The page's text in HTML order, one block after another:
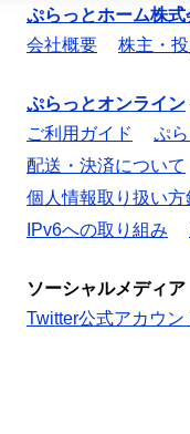
ぷらっとホーム株式
会社概要
株主・
ぷらっとオンライン
ご利用ガイド
ぷ
配送・決済について
個人情報取り扱い方
IPv6への取り組み
ソーシャルメディア
Twitter公式アカウン